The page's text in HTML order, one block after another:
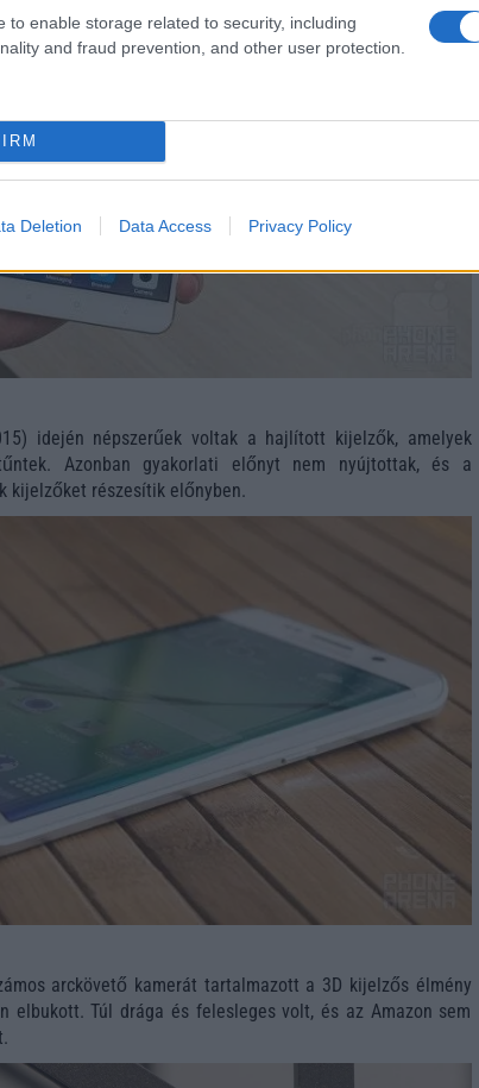
to enable storage related to security, including
and fraud prevention, and other user protection.
Deletion Data Access Privacy Policy
idején népszerűek voltak a hajlított kijelzők, amelyek
Azonban gyakorlati előnyt nem nyújtottak, és a
kijelzőket részesítik előnyben.
arckövető kamerát tartalmazott a 3D kijelzős élmény
elbukott. Túl drága és felesleges volt, és az Amazon sem